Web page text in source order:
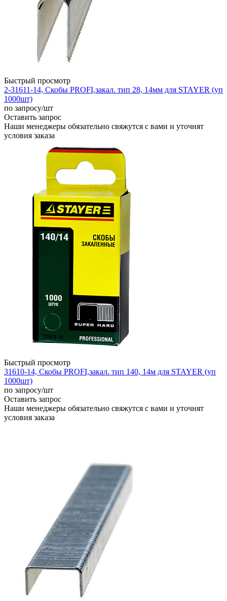
Быстрый просмотр
2-31611-14, Скобы PROFI,закал. тип 28, 14мм для STAYER (уп
1000шт)
по запросу/шт
Оставить запрос
Наши менеджеры обязательно свяжутся с вами и уточнят
условия заказа
Быстрый просмотр
31610-14, Скобы PROFI,закал. тип 140, 14м для STAYER (уп
1000шт)
по запросу/шт
Оставить запрос
Наши менеджеры обязательно свяжутся с вами и уточнят
условия заказа